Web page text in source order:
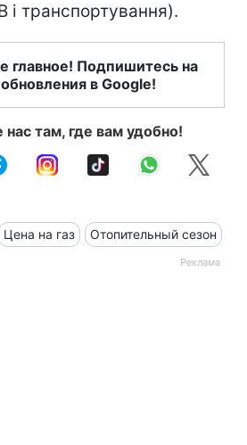
транспортування).
главное! Подпишитесь на
в Google!
нас там, где вам удобно!
Цена на газ Отопительный сезон